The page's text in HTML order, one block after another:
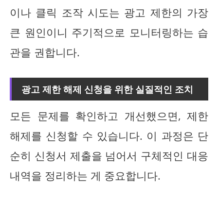
이나 클릭 조작 시도는 광고 제한의 가장
큰 원인이니 주기적으로 모니터링하는 습
관을 권합니다.
광고 제한 해제 신청을 위한 실질적인 조치
모든 문제를 확인하고 개선했으면, 제한
해제를 신청할 수 있습니다. 이 과정은 단
순히 신청서 제출을 넘어서 구체적인 대응
내역을 정리하는 게 중요합니다.